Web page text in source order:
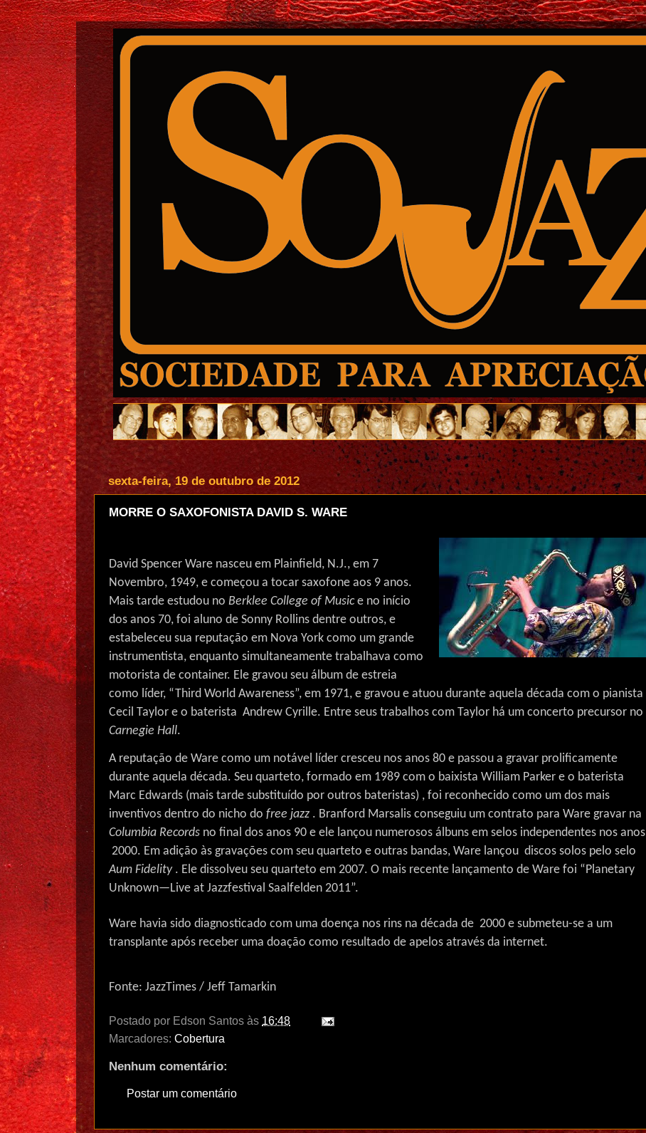
sexta-feira, 19 de outubro de 2012
MORRE O SAXOFONISTA DAVID S. WARE
David Spencer Ware nasceu em Plainfield, N.J., em 7
Novembro, 1949, e começou a tocar saxofone aos 9 anos.
Mais tarde estudou no Berklee College of Musice no início
dos anos 70, foi aluno de Sonny Rollins dentre outros, e
estabeleceu sua reputação em Nova York como um grande
instrumentista, enquanto simultaneamente trabalhava como
motorista de container. Ele gravou seu álbum de estreia
como líder, “Third World Awareness”, em 1971, e gravou e atuou durante aquela década com o pianista
Cecil Taylor e o baterista Andrew Cyrille. Entre seus trabalhos com Taylor há um concerto precursor no
Carnegie Hall.
A reputação de Ware como um notável líder cresceu nos anos 80 e passou a gravar prolificamente
durante aquela década. Seu quarteto, formado em 1989 com o baixista William Parker e o baterista
Marc Edwards (mais tarde substituído por outros bateristas) , foi reconhecido como um dos mais
inventivos dentro do nicho do free jazz . Branford Marsalis conseguiu um contrato para Ware gravar na
Columbia Records no final dos anos 90 e ele lançou numerosos álbuns em selos independentes nos anos
2000. Em adição às gravações com seu quarteto e outras bandas, Ware lançou discos solos pelo selo
Aum Fidelity. Ele dissolveu seu quarteto em 2007. O mais recente lançamento de Ware foi “Planetary
Unknown—Live at Jazzfestival Saalfelden 2011”.
Ware havia sido diagnosticado com uma doença nos rins na década de 2000 e submeteu-se a um
transplante após receber uma doação como resultado de apelos através da internet.
Fonte: JazzTimes / Jeff Tamarkin
Postado por Edson Santos às 16:48
Marcadores: Cobertura
Nenhum comentário:
Postar um comentário